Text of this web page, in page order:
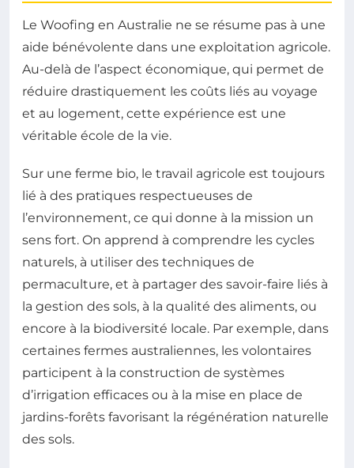
Le Woofing en Australie ne se résume pas à une
aide bénévolente dans une exploitation agricole.
Au-delà de l’aspect économique, qui permet de
réduire drastiquement les coûts liés au voyage
et au logement, cette expérience est une
véritable école de la vie.
Sur une ferme bio, le travail agricole est toujours
lié à des pratiques respectueuses de
l’environnement, ce qui donne à la mission un
sens fort. On apprend à comprendre les cycles
naturels, à utiliser des techniques de
permaculture, et à partager des savoir-faire liés à
la gestion des sols, à la qualité des aliments, ou
encore à la biodiversité locale. Par exemple, dans
certaines fermes australiennes, les volontaires
participent à la construction de systèmes
d’irrigation efficaces ou à la mise en place de
jardins-forêts favorisant la régénération naturelle
des sols.